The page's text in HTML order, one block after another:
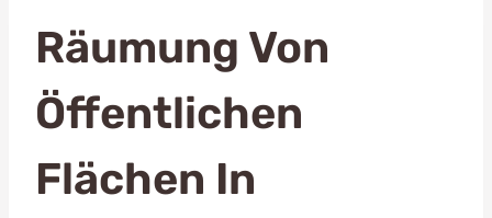
Räumung Von
Öffentlichen
Flächen In